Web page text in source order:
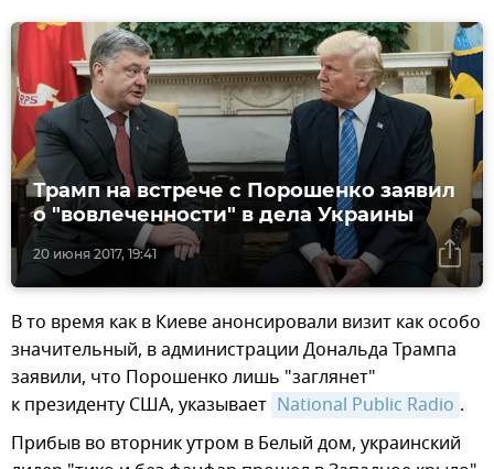
20 июня 2017, 19:41
Трамп на встрече с Порошенко заявил
о "вовлеченности" в дела Украины
В то время как в Киеве анонсировали визит как особо
значительный, в администрации Дональда Трампа
заявили, что Порошенко лишь "заглянет"
к президенту США, указывает National Public Radio .
Прибыв во вторник утром в Белый дом, украинский